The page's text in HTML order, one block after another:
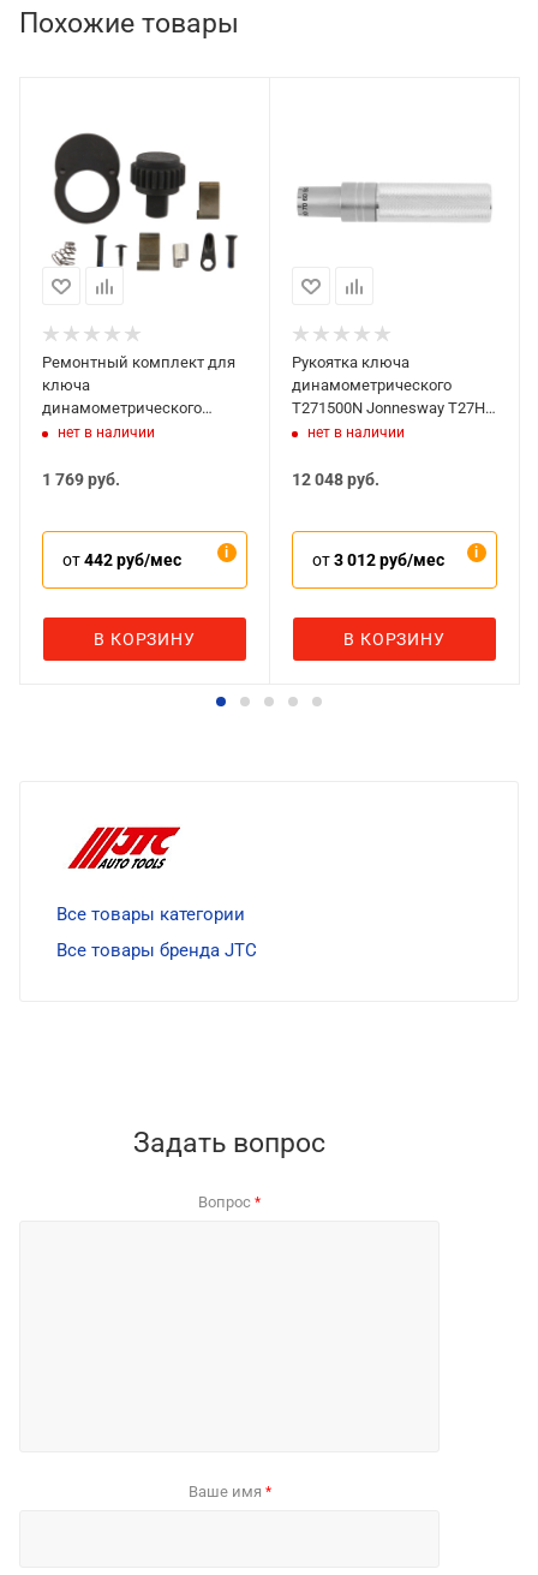
Похожие товары
Ремонтный комплект для
ключа
динамометрического
T27100N Jonnesway T27-
нет в наличии
1 769руб.
от442 руб/мес
В КОРЗИНУ
Рукоятка ключа
динамометрического
T271500N Jonnesway T27H-
9000нет в наличии
12 048руб.
от3 012 руб/мес
В КОРЗИНУ
Все товары категории
Все товары бренда JTC
Задать вопрос
Вопрос *
Ваше имя *